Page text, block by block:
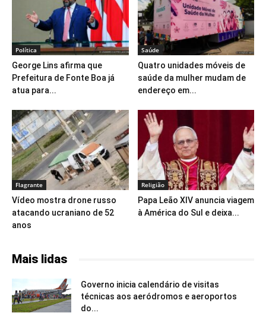
Política
George Lins afirma que
Prefeitura de Fonte Boa já
atua para...
Saúde
Quatro unidades móveis de
saúde da mulher mudam de
endereço em...
Flagrante
Vídeo mostra drone russo
atacando ucraniano de 52
anos
Religião
Papa Leão XIV anuncia viagem
à América do Sul e deixa...
Mais lidas
Governo inicia calendário de visitas
técnicas aos aeródromos e aeroportos
do...